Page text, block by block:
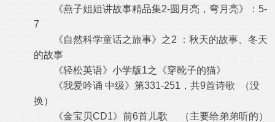
《燕子姐姐讲故事精品集2-圆月亮，弯月亮》：5-
7
《自然科学童话之旅事》之2 ：秋天的故事、冬天
的故事
《轻松英语》小学版1之《穿靴子的猫》
《我爱吟诵 中级》第331-251，共9首诗歌 （没
换）
《金宝贝CD1》前6首儿歌 （主要给弟弟听的）